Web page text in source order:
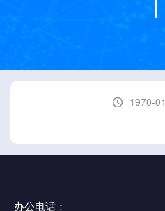
 1970-01
办公电话：